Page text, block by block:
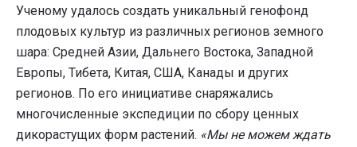
Ученому удалось создать уникальный генофонд
плодовых культур из различных регионов земного
шара: Средней Азии, Дальнего Востока, Западной
Европы, Тибета, Китая, США, Канады и других
регионов. По его инициативе снаряжались
многочисленные экспедиции по сбору ценных
дикорастущих форм растений. «Мы не можем ждать